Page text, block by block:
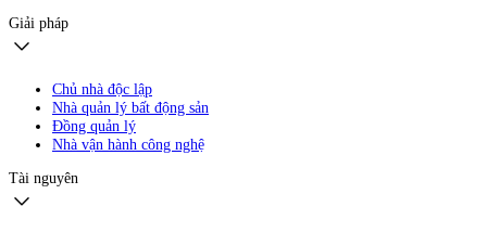
Giải pháp
Chủ nhà độc lập
Nhà quản lý bất động sản
Đồng quản lý
Nhà vận hành công nghệ
Tài nguyên